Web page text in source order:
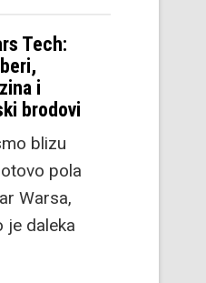
Tech:
i
brodovi
blizu
pola
Warsa,
je daleka